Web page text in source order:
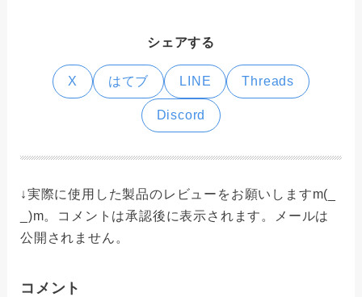
シェアする
X はてブ LINE Threads
Discord
↓実際に使用した製品のレビューをお願いしますm(_
_)m。コメントは承認後に表示されます。メールは
公開されません。
コメント